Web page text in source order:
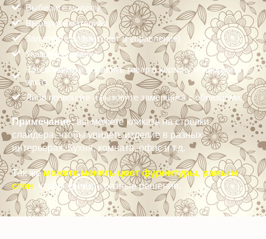
Выберите модель
Выберите материал
Заполните опции (цвет и управление)
Укажите размеры
Затем можете добавить товар в корзину и оформить
заказ
Либо позвоните и вызовите замерщика с образцами.
Примечание:вы можете кликать на стрелки
слайдера, чтобы увидеть изделие в разных
интерьерах. Кухня, комната, офис и т.д.
Так жеможете менять цвет фурнитуры, рамы и
стен, чтобы увидеть разные решения.